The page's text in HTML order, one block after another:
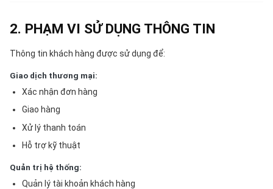
2. PHẠM VI SỬ DỤNG THÔNG TIN
Thông tin khách hàng được sử dụng để:
Giao dịch thương mại:
Xác nhận đơn hàng
Giao hàng
Xử lý thanh toán
Hỗ trợ kỹ thuật
Quản trị hệ thống:
Quản lý tài khoản khách hàng